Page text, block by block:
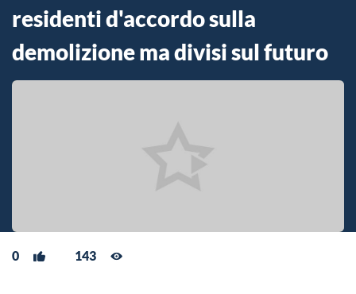
residenti d'accordo sulla
demolizione ma divisi sul futuro
0 143